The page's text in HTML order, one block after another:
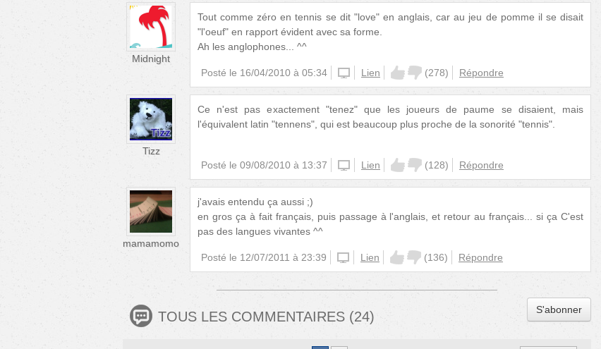
Midnight
Tout comme zéro en tennis se dit "love" en anglais, car au jeu de pomme il se disait
"l'oeuf" en rapport évident avec sa forme.
Ah les anglophones... ^^
Posté le 16/04/2010 à 05:34 unknown
Lien (278) Répondre
Tizz
Ce n'est pas exactement "tenez" que les joueurs de paume se disaient, mais
l'équivalent latin "tennens", qui est beaucoup plus proche de la sonorité "tennis".
Posté le 09/08/2010 à 13:37 unknown
Lien (128) Répondre
mamamomo
j'avais entendu ça aussi ;)
en gros ça à fait français, puis passage à l'anglais, et retour au français... si ça C'est
pas des langues vivantes ^^
Posté le 12/07/2011 à 23:39 unknown
Lien (136) Répondre
TOUS LES COMMENTAIRES (24) S'abonner